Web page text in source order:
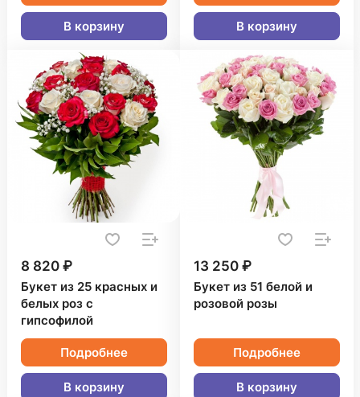
В корзину В корзину
8 820 ₽
Букет из 25 красных и
белых роз с
гипсофилой
Подробнее
В корзину
13 250 ₽
Букет из 51 белой и
розовой розы
Подробнее
В корзину